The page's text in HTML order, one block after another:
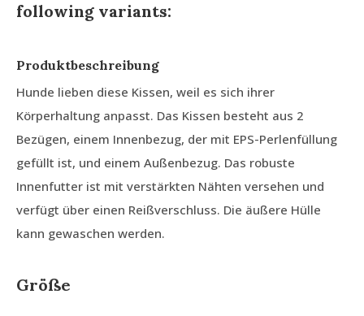
following variants:
Produktbeschreibung
Hunde lieben diese Kissen, weil es sich ihrer
Körperhaltung anpasst. Das Kissen besteht aus 2
Bezügen, einem Innenbezug, der mit EPS-Perlenfüllung
gefüllt ist, und einem Außenbezug. Das robuste
Innenfutter ist mit verstärkten Nähten versehen und
verfügt über einen Reißverschluss. Die äußere Hülle
kann gewaschen werden.
Größe